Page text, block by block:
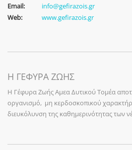
Email:
info@gefirazois.gr
Web:
www.gefirazois.gr
Η ΓΕΦΥΡΑ ΖΩΗΣ
Η Γέφυρα Ζωής Αμεα Δυτικού Τομέα
οργανισμό, μη κερδοσκοπικού
διευκόλυνση της καθημερινότητας των